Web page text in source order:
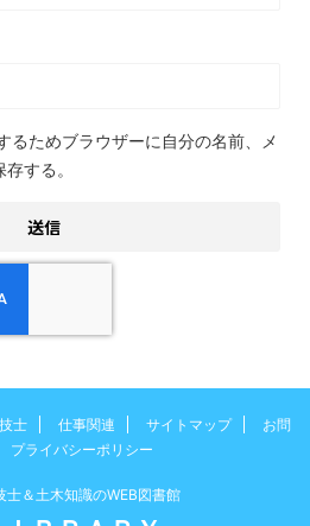
るためブラウザーに自分の名前、メ
する。
士 仕事関連 サイトマップ
お問
プライバシーポリシー
士＆土木知識のWEB図書館